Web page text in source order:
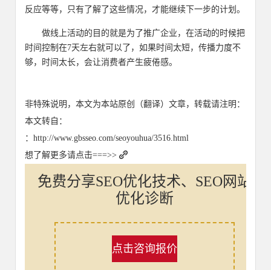
反应等等，只有了解了这些情况，才能继续下一步的计划。
做线上活动的目的就是为了推广企业，在活动的时候把
时间控制在7天左右就可以了，如果时间太短，传播力度不
够，时间太长，会让消费者产生疲倦感。
非特殊说明，本文为本站原创（翻译）文章，转载请注明：
本文转自：
：http://www.gbsseo.com/seoyouhua/3516.html
想了解更多请点击===>>
免费分享SEO优化技术、SEO网站
优化诊断
点击咨询报价